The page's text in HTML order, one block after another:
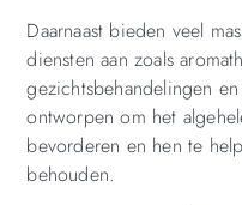
Daarnaast bieden veel
diensten aan zoals
gezichtsbehandelingen
ontworpen om het
bevorderen en hen te
behouden.